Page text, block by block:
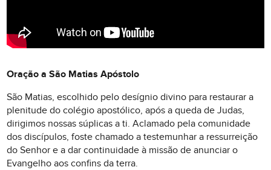
Oração a São Matias Apóstolo
São Matias, escolhido pelo desígnio divino para restaurar a
plenitude do colégio apostólico, após a queda de Judas,
dirigimos nossas súplicas a ti. Aclamado pela comunidade
dos discípulos, foste chamado a testemunhar a ressurreição
do Senhor e a dar continuidade à missão de anunciar o
Evangelho aos confins da terra.